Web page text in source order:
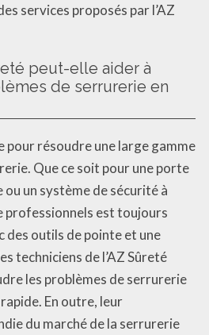
services proposés par l’AZ
peut-elle aider à
de serrurerie en
pour résoudre une large gamme
Que ce soit pour une porte
ou un système de sécurité à
professionnels est toujours
des outils de pointe et une
techniciens de l’AZ Sûreté
les problèmes de serrurerie
En outre, leur
du marché de la serrurerie